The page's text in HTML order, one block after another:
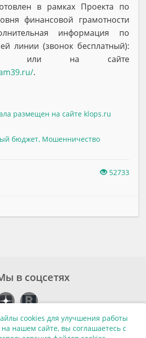
в рамках Проекта по
финансовой грамотности
информация по
линии (звонок бесплатный):
39, или на сайте
.
размещен на сайте klops.ru
бюджет, Мошенничество
52733
cookies для улучшения работы
нашем сайте, вы соглашаетесь с
в соцсетях
Контакты